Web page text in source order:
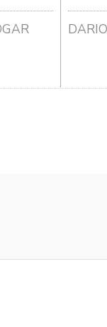
DARIO